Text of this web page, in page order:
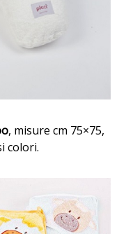
, misure cm 75×75,
colori.